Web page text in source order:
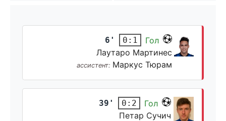
6' 0:1
Гол
Лаутаро Мартинес
ассистент: Маркус Тюрам
39' 0:2
Гол
Петар Сучич